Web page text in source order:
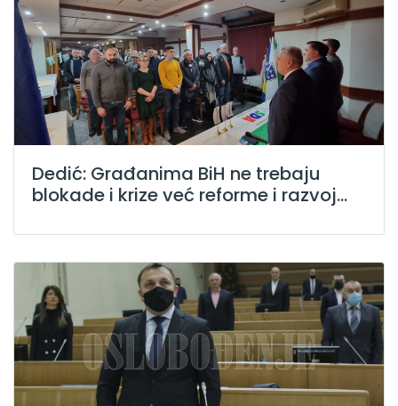
Dedić: Građanima BiH ne trebaju
blokade i krize već reforme i razvoj...